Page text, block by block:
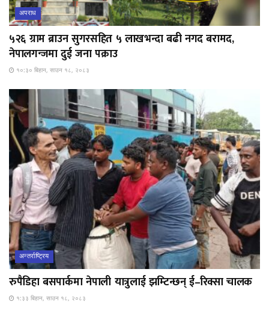
अपराध
५२६ ग्राम ब्राउन सुगरसहित ५ लाखभन्दा बढी नगद बरामद,
नेपालगन्जमा दुई जना पक्राउ
१०:३० बिहान, साउन १८, २०८३
अन्तर्राष्ट्रिय
रुपैडिहा बसपार्कमा नेपाली यात्रुलाई झम्टिन्छन् ई–रिक्सा चालक
१:३३ बिहान, साउन १८, २०८३